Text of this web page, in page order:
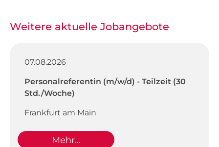
Weitere aktuelle Jobangebote
07.08.2026
Personalreferentin (m/w/d) - Teilzeit (30
Std./Woche)
Frankfurt am Main
Mehr...